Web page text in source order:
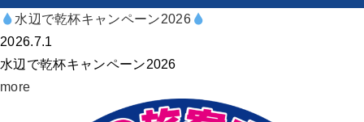
水辺で乾杯キャンペーン2026
2026.7.1
水辺で乾杯キャンペーン2026
more